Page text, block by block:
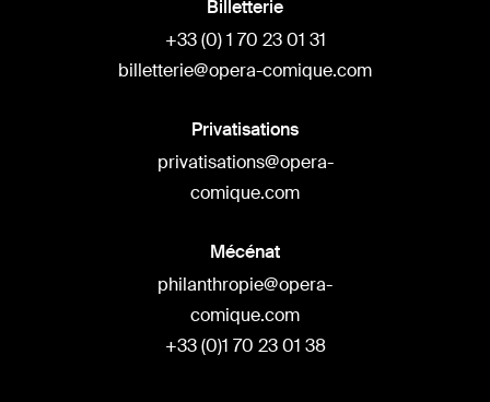
Billetterie
+33 (0) 1 70 23 01 31
billetterie@opera-comique.com
Privatisations
privatisations@opera-
comique.com
Mécénat
philanthropie@opera-
comique.com
+33 (0)1 70 23 01 38